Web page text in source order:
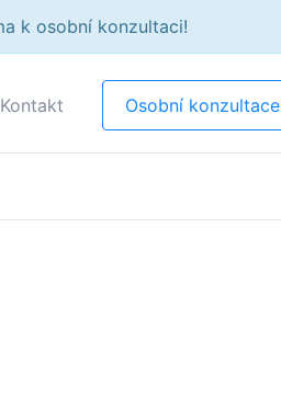
k osobní konzultaci!
Kontakt Osobní konzultace